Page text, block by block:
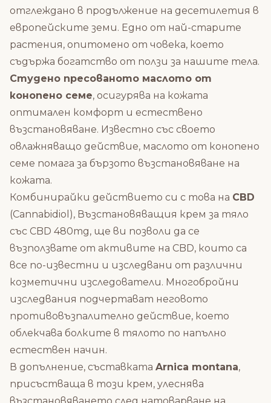
отглеждано в продължение на десетилетия в
европейските земи. Едно от най-старите
растения, опитомено от човека, което
съдържа богатство от ползи за нашите тела.
Студено пресованото маслото от
конопено семе, осигурява на кожата
оптимален комфорт и естествено
възстановяване. Известно със своето
овлажняващо действие, маслото от конопено
семе помага за бързото възстановяване на
кожата.
Комбинирайки действието си с това на CBD
(Cannabidiol), Възстановяващия крем за тяло
със CBD 480mg, ще ви позволи да се
възползвате от активите на CBD, които са
все по-известни и изследвани от различни
козметични изследователи. Многобройни
изследвания подчертават неговото
противовъзпалително действие, което
облекчава болките в тялото по напълно
естествен начин.
В допълнение, съставката Arnica montana,
присъстваща в този крем, улеснява